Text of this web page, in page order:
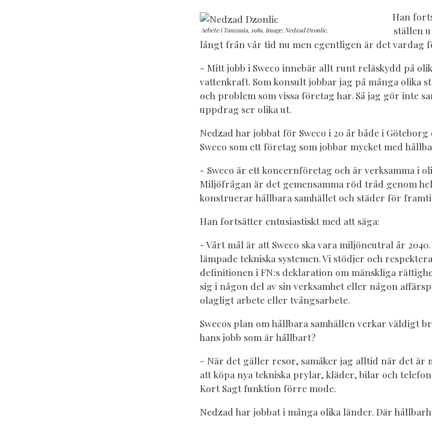
Arbete i Tanzania, 1989. Image: Nedzad Dzonlic.
Han
ställen
långt från vår tid nu men egentligen är det vardag
- Mitt jobb i Sweco innebär allt runt reläskydd på
vattenkraft. Som konsult jobbar jag på många
och problem som vissa företag har. Så jag gör inte
uppdrag ser olika ut.
Nedzad har jobbat för Sweco i 20 år både i
Sweco som ett företag som jobbar mycket med
- Sweco är ett koncernföretag och är verksamma i
Miljöfrågan är det gemensamma röd tråd genom
konstruerar hållbara samhället och städer för
Han fortsätter entusiastiskt med att säga:
- Vårt mål är att Sweco ska vara miljöneutral år
lämpade tekniska systemen. Vi stödjer och
definitionen i FN:s deklaration om mänskliga
sig i någon del av sin verksamhet eller någon
olagligt arbete eller tvångsarbete.
Swecos plan om hållbara samhällen verkar väldigt
hans jobb som är hållbart?
- När det gäller resor, samåker jag alltid när det är
att köpa nya tekniska prylar, kläder, bilar och
Kort Sagt funktion förre mode.
Nedzad har jobbat i många olika länder. Där